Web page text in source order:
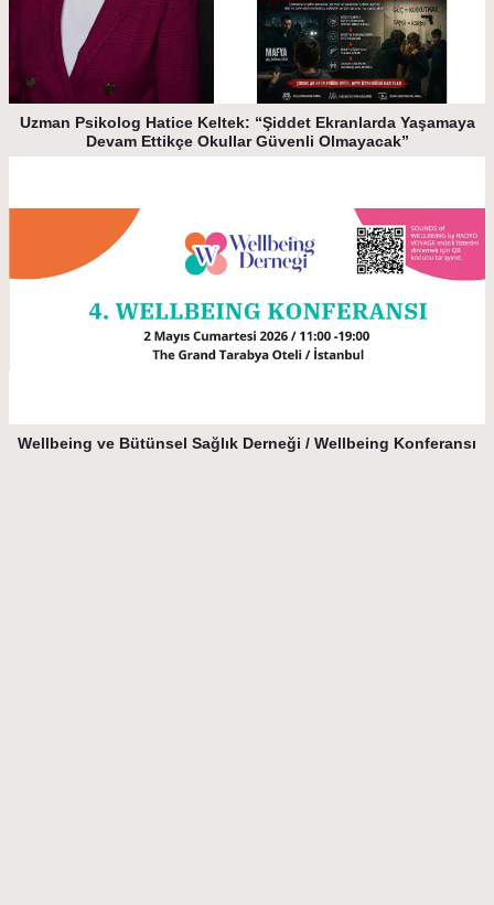
Uzman Psikolog Hatice Keltek: “Şiddet Ekranlarda Yaşamaya
Devam Ettikçe Okullar Güvenli Olmayacak”
Wellbeing ve Bütünsel Sağlık Derneği / Wellbeing Konferansı